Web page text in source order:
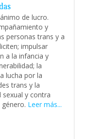
de lucro.
y
personas trans y a
impulsar
a la infancia y
la
lucha por la
trans y la
y contra
Leer más...